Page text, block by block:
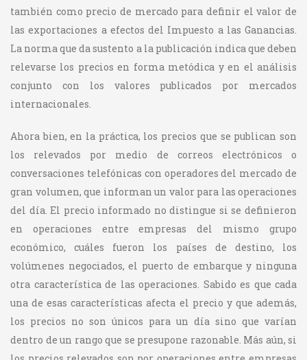
también como precio de mercado para definir el valor de
las exportaciones a efectos del Impuesto a las Ganancias.
La norma que da sustento a la publicación indica que deben
relevarse los precios en forma metódica y en el análisis
conjunto con los valores publicados por mercados
internacionales.
Ahora bien, en la práctica, los precios que se publican son
los relevados por medio de correos electrónicos o
conversaciones telefónicas con operadores del mercado de
gran volumen, que informan un valor para las operaciones
del día. El precio informado no distingue si se definieron
en operaciones entre empresas del mismo grupo
económico, cuáles fueron los países de destino, los
volúmenes negociados, el puerto de embarque y ninguna
otra característica de las operaciones. Sabido es que cada
una de esas características afecta el precio y que además,
los precios no son únicos para un día sino que varían
dentro de un rango que se presupone razonable. Más aún, si